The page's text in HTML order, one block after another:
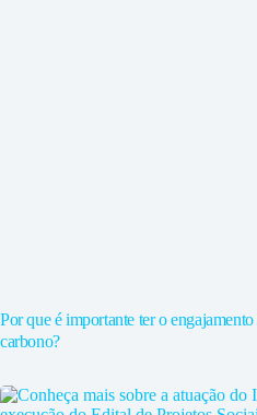
Por que é importante ter o
carbono?